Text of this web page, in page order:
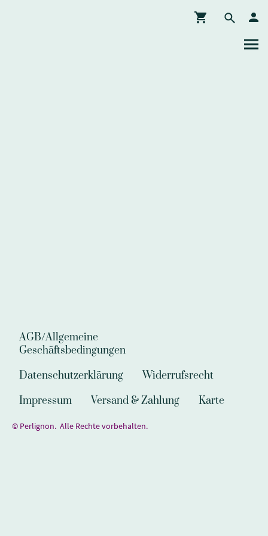
AGB/Allgemeine
Geschäftsbedingungen
Datenschutzerklärung
Widerrufsrecht
Impressum
Versand & Zahlung Karte
© Perlignon. Alle Rechte vorbehalten.